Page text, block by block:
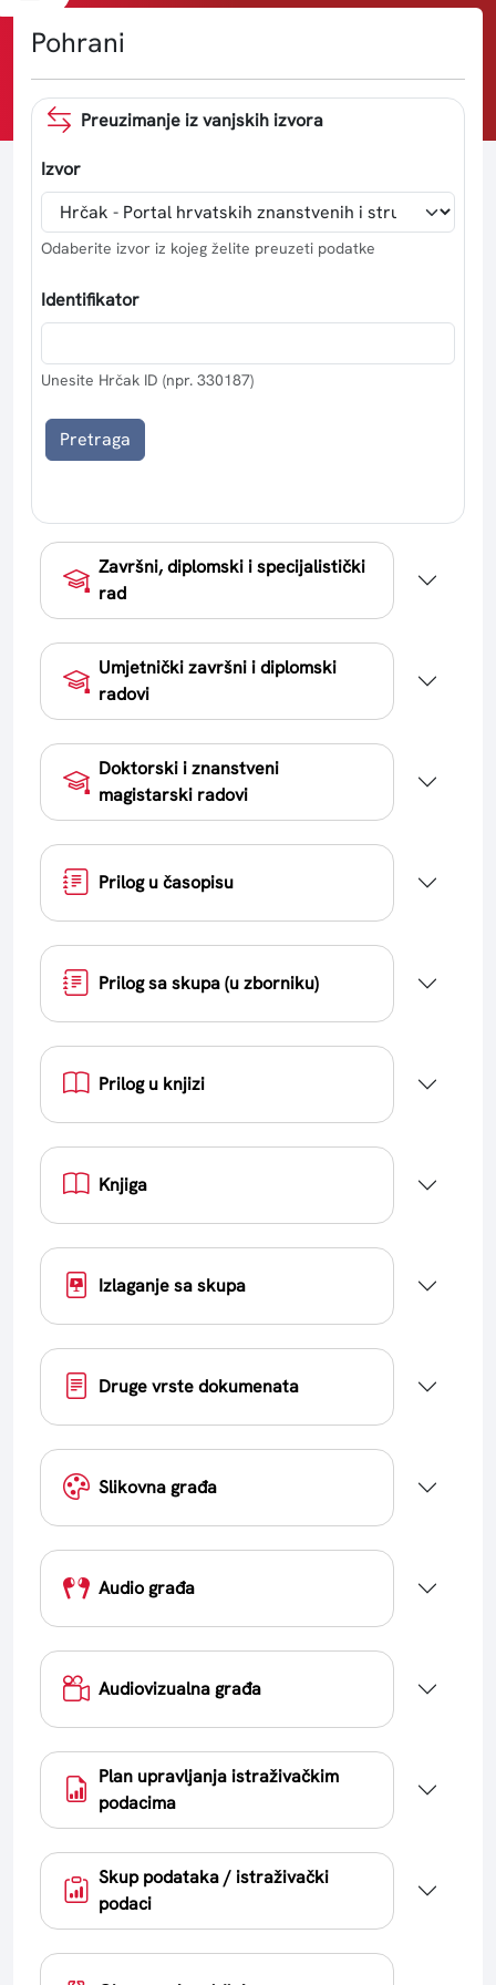
Pohrani
Preuzimanje iz vanjskih izvora
Izvor
Odaberite izvor iz kojeg želite preuzeti podatke
Identifikator
Unesite Hrčak ID (npr. 330187)
Pretraga
Završni, diplomski i specijalistički
rad
Umjetnički završni i diplomski
radovi
Doktorski i znanstveni
magistarski radovi
Prilog u časopisu
Prilog sa skupa (u zborniku)
Prilog u knjizi
Knjiga
Izlaganje sa skupa
Druge vrste dokumenata
Slikovna građa
Audio građa
Audiovizualna građa
Plan upravljanja istraživačkim
podacima
Skup podataka / istraživački
podaci